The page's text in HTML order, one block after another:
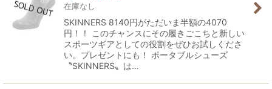
在庫なし
SKINNERS 8140円がただいま半額の4070
円！！ このチャンスにその履きごこちと新しい
スポーツギアとしての役割をぜひお試しくださ
い。プレゼントにも！ ポータブルシューズ
〝SKINNERS〟は…